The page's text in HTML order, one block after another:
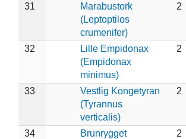
31
Marabustork
(Leptoptilos
crumenifer)
2
32
Lille Empidonax
(Empidonax
minimus)
2
33
Vestlig Kongetyran
(Tyrannus
verticalis)
2
34
Brunrygget
2